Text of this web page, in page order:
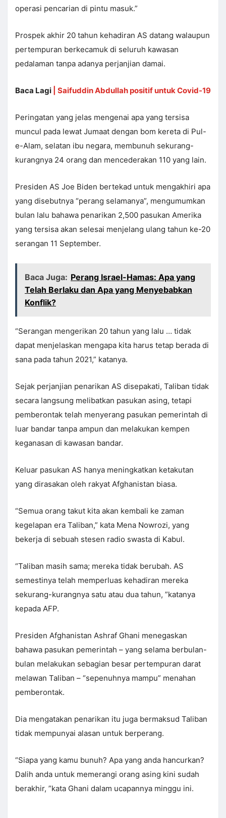
operasi pencarian di pintu masuk.”
Prospek akhir 20 tahun kehadiran AS datang walaupun
pertempuran berkecamuk di seluruh kawasan
pedalaman tanpa adanya perjanjian damai.
Baca Lagi Saifuddin Abdullah positif untuk Covid-19
Peringatan yang jelas mengenai apa yang tersisa
muncul pada lewat Jumaat dengan bom kereta di Pul-
e-Alam, selatan ibu negara, membunuh sekurang-
kurangnya 24 orang dan mencederakan 110 yang lain.
Presiden AS Joe Biden bertekad untuk mengakhiri apa
yang disebutnya “perang selamanya”, mengumumkan
bulan lalu bahawa penarikan 2,500 pasukan Amerika
yang tersisa akan selesai menjelang ulang tahun ke-20
serangan 11 September.
Baca Juga: Perang Israel-Hamas: Apa yang
Telah Berlaku dan Apa yang Menyebabkan
Konflik?
“Serangan mengerikan 20 tahun yang lalu … tidak
dapat menjelaskan mengapa kita harus tetap berada di
sana pada tahun 2021,” katanya.
Sejak perjanjian penarikan AS disepakati, Taliban tidak
secara langsung melibatkan pasukan asing, tetapi
pemberontak telah menyerang pasukan pemerintah di
luar bandar tanpa ampun dan melakukan kempen
keganasan di kawasan bandar.
Keluar pasukan AS hanya meningkatkan ketakutan
yang dirasakan oleh rakyat Afghanistan biasa.
“Semua orang takut kita akan kembali ke zaman
kegelapan era Taliban,” kata Mena Nowrozi, yang
bekerja di sebuah stesen radio swasta di Kabul.
“Taliban masih sama; mereka tidak berubah. AS
semestinya telah memperluas kehadiran mereka
sekurang-kurangnya satu atau dua tahun, ”katanya
kepada AFP.
Presiden Afghanistan Ashraf Ghani menegaskan
bahawa pasukan pemerintah – yang selama berbulan-
bulan melakukan sebagian besar pertempuran darat
melawan Taliban – “sepenuhnya mampu” menahan
pemberontak.
Dia mengatakan penarikan itu juga bermaksud Taliban
tidak mempunyai alasan untuk berperang.
“Siapa yang kamu bunuh? Apa yang anda hancurkan?
Dalih anda untuk memerangi orang asing kini sudah
berakhir, ”kata Ghani dalam ucapannya minggu ini.